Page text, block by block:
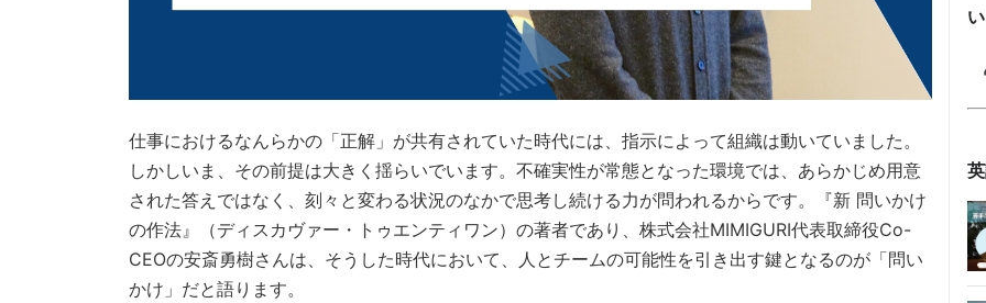
仕事におけるなんらかの「正解」が共有されていた時代には、指示によって組織は動いていました。
しかしいま、その前提は大きく揺らいでいます。不確実性が常態となった環境では、あらかじめ用意
された答えではなく、刻々と変わる状況のなかで思考し続ける力が問われるからです。『新 問いかけ
の作法』（ディスカヴァー・トゥエンティワン）の著者であり、株式会社MIMIGURI代表取締役Co-
CEOの安斎勇樹さんは、そうした時代において、人とチームの可能性を引き出す鍵となるのが「問い
かけ」だと語ります。